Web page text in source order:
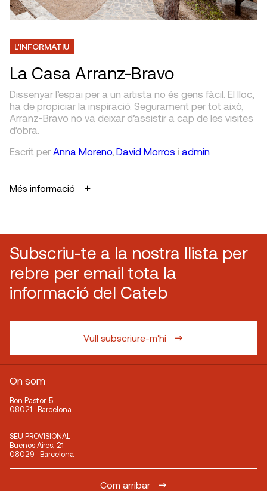
L'INFORMATIU
La Casa Arranz-Bravo
Dissenyar l’espai per a un artista no és gens fàcil. El lloc,
ha de propiciar la inspiració. Segurament per tot això,
Arranz-Bravo no va deixar d’assistir a cap de les visites
d’obra.
Escrit per Anna Moreno, David Morros i admin
Més informació
Subscriu-te a la nostra llista per
rebre per email tota la
informació del Cateb
Vull subscriure-m'hi
On som
Bon Pastor, 5
08021 · Barcelona
SEU PROVISIONAL
Buenos Aires, 21
08029 · Barcelona
Com arribar